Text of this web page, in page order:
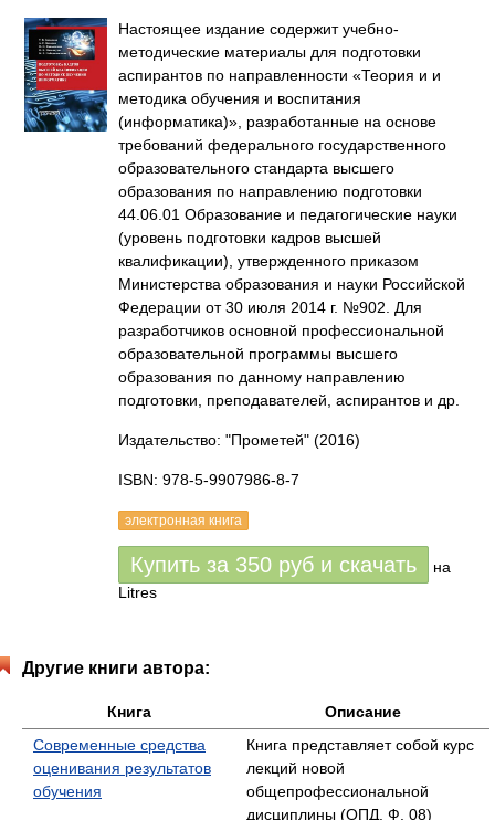
Настоящее издание содержит учебно-
методические материалы для подготовки
аспирантов по направленности «Теория и и
методика обучения и воспитания
(информатика)», разработанные на основе
требований федерального государственного
образовательного стандарта высшего
образования по направлению подготовки
44.06.01 Образование и педагогические науки
(уровень подготовки кадров высшей
квалификации), утвержденного приказом
Министерства образования и науки Российской
Федерации от 30 июля 2014 г. №902. Для
разработчиков основной профессиональной
образовательной программы высшего
образования по данному направлению
подготовки, преподавателей, аспирантов и др.
Издательство: "Прометей" (2016)
ISBN: 978-5-9907986-8-7
электронная книга
Купить за 350 руб и скачать
на
Litres
Другие книги автора:
Книга
Описание
Современные средства
оценивания результатов
обучения
Книга представляет собой курс
лекций новой
общепрофессиональной
дисциплины (ОПД. Ф. 08)